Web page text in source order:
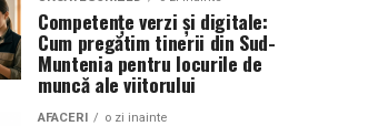
Competențe verzi și digitale:
Cum pregătim tinerii din Sud-
Muntenia pentru locurile de
muncă ale viitorului
AFACERI o zi inainte